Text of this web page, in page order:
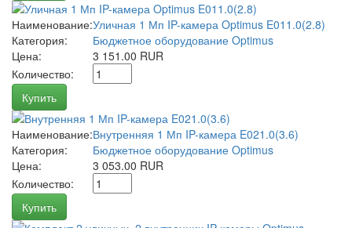
Наименование:Уличная 1 Мп IP-камера Optimus E011.0(2.8)
Категория:
Бюджетное оборудование Optimus
Цена:
3 151.00 RUR
Количество:
Купить
Наименование:Внутренняя 1 Мп IP-камера E021.0(3.6)
Категория:
Бюджетное оборудование Optimus
Цена:
3 053.00 RUR
Количество:
Купить